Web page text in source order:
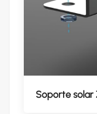
Soporte solar